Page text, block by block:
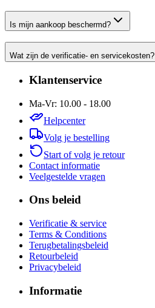
Is mijn aankoop beschermd?
Wat zijn de verificatie- en servicekosten?
Klantenservice
Ma-Vr: 10.00 - 18.00
Helpcenter
Volg je bestelling
Start of volg je retour
Contact informatie
Veelgestelde vragen
Ons beleid
Verificatie & service
Terms & Conditions
Terugbetalingsbeleid
Retourbeleid
Privacybeleid
Informatie